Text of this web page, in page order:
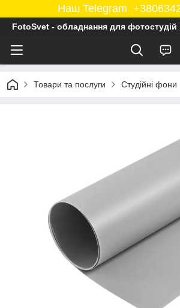
Наш Telegram
FotoSvet - обладнання для фотостудій
Товари та послуги Студійні фони